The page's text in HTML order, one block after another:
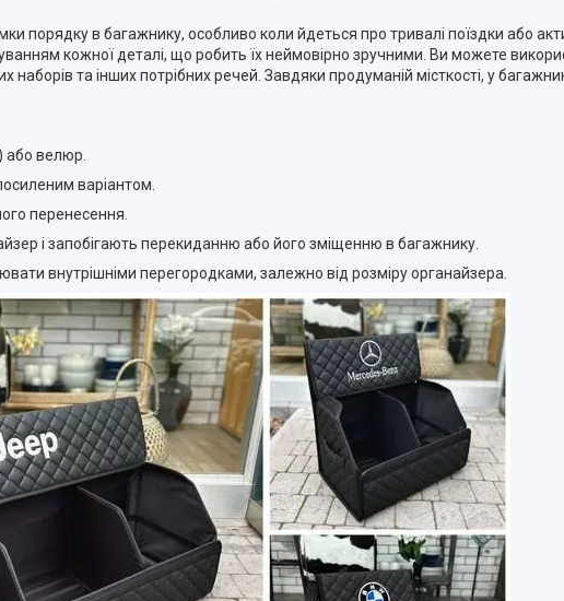
порядку в багажнику, особливо коли йдеться про тривалі поїздки або
кожної деталі, що робить їх неймовірно зручними. Ви можете
наборів та інших потрібних речей. Завдяки продуманій місткості, у
або велюр.
варіантом.
перенесення.
і запобігають перекиданню або його зміщенню в багажнику.
внутрішніми перегородками, залежно від розміру органайзера.